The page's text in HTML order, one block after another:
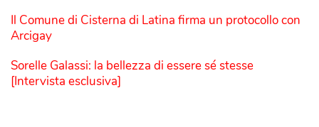
Il Comune di Cisterna di Latina firma un protocollo con
Arcigay
Sorelle Galassi: la bellezza di essere sé stesse
[Intervista esclusiva]